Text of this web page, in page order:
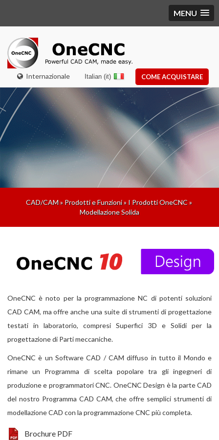
MENU
Internazionale COME ACQUISTARE
Italian (it)
CAD/CAM» Prodotti e Funzioni» I Prodotti OneCNC»
Modellazione Solida
OneCNC è noto per la programmazione NC di potenti soluzioni
CAD CAM, ma offre anche una suite di strumenti di progettazione
testati in laboratorio, compresi Superfici 3D e Solidi per la
progettazione di Parti meccaniche.
OneCNC è un Software CAD / CAM diffuso in tutto il Mondo e
rimane un Programma di scelta popolare tra gli ingegneri di
produzione e programmatori CNC. OneCNC Design è la parte CAD
del nostro Programma CAD CAM, che offre semplici strumenti di
modellazione CAD con la programmazione CNC più completa.
Brochure PDF